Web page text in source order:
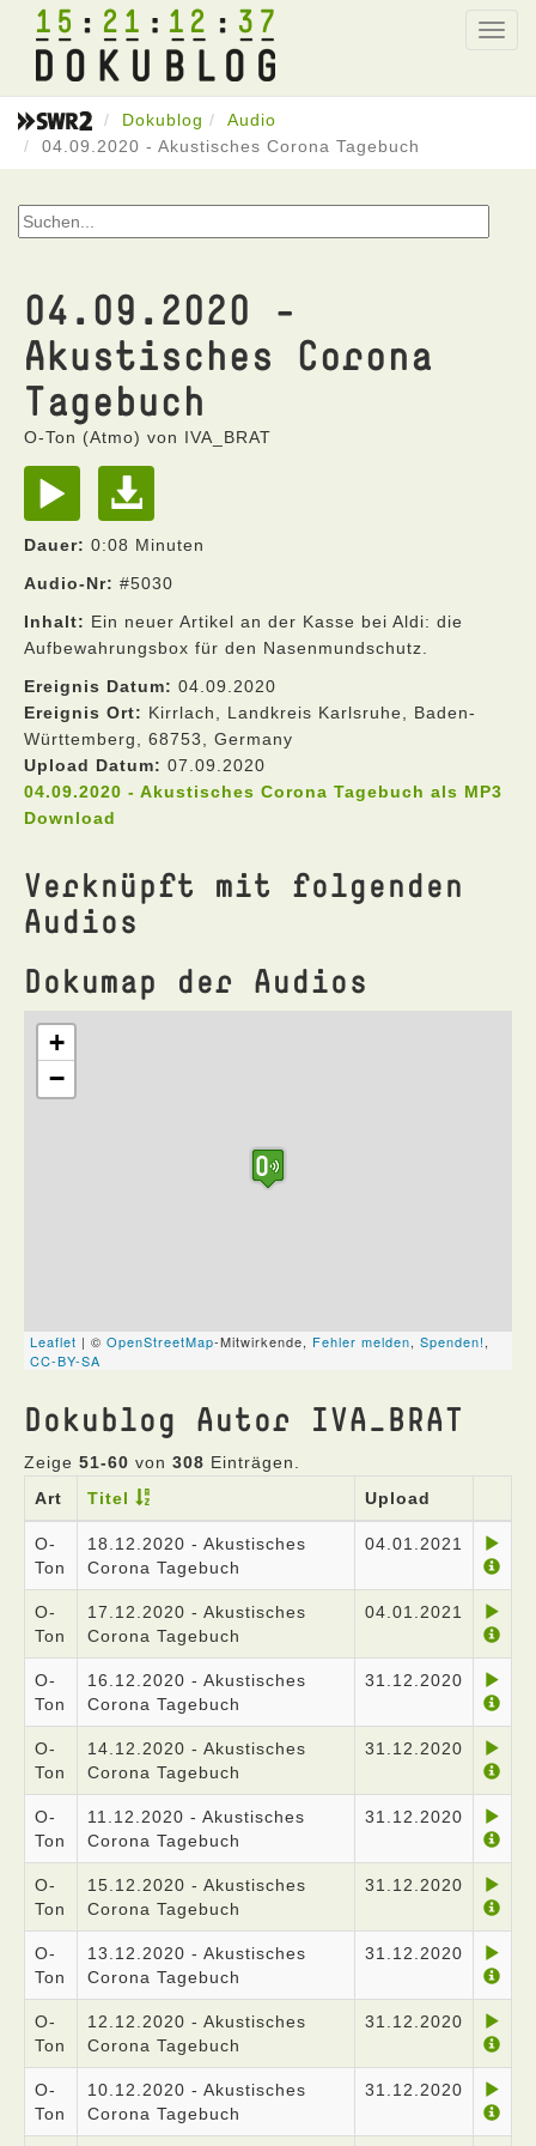
15 21 12 37
Dokublog
Audio
04.09.2020 - Akustisches Corona Tagebuch
04.09.2020 -
Akustisches Corona
Tagebuch
O-Ton (Atmo) von IVA_BRAT
Dauer: 0:08 Minuten
Audio-Nr: #5030
Inhalt: Ein neuer Artikel an der Kasse bei Aldi: die
Aufbewahrungsbox für den Nasenmundschutz.
Ereignis Datum: 04.09.2020
Ereignis Ort: Kirrlach, Landkreis Karlsruhe, Baden-
Württemberg, 68753, Germany
Upload Datum: 07.09.2020
04.09.2020 - Akustisches Corona Tagebuch als MP3
Download
Verknüpft mit folgenden
Audios
Dokumap der Audios
Dokublog Autor IVA_BRAT
Zeige 51-60 von 308 Einträgen.
Art
Titel Upload
O-
Ton
18.12.2020 - Akustisches
Corona Tagebuch
04.01.2021
O-
Ton
17.12.2020 - Akustisches
Corona Tagebuch
04.01.2021
O-
Ton
16.12.2020 - Akustisches
Corona Tagebuch
31.12.2020
O-
Ton
14.12.2020 - Akustisches
Corona Tagebuch
31.12.2020
O-
Ton
11.12.2020 - Akustisches
Corona Tagebuch
31.12.2020
O-
Ton
15.12.2020 - Akustisches
Corona Tagebuch
31.12.2020
O-
Ton
13.12.2020 - Akustisches
Corona Tagebuch
31.12.2020
O-
Ton
12.12.2020 - Akustisches
Corona Tagebuch
31.12.2020
O-
Ton
10.12.2020 - Akustisches
Corona Tagebuch
31.12.2020